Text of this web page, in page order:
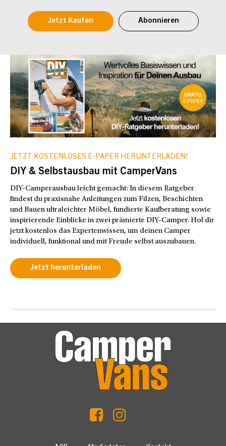
Jetzt Kaufen Abonnieren
JETZT KOSTENLOSES E-PAPER HERUNTERLADEN!
DIY & Selbstausbau mit CamperVans
DIY-Camperausbau leicht gemacht: In diesem Ratgeber
findest du praxisnahe Anleitungen zum Filzen, Beschichten
und Bauen ultraleichter Möbel, fundierte Kaufberatung sowie
inspirierende Einblicke in zwei prämierte DIY-Camper. Hol dir
jetzt kostenlos das Expertenwissen, um deinen Camper
individuell, funktional und mit Freude selbst auszubauen.
Jetzt herunterladen